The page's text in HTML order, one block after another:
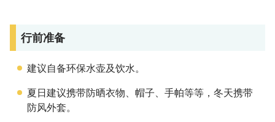
行前准备
建议自备环保水壶及饮水。
夏日建议携带防晒衣物、帽子、手帕等等，冬天携带
防风外套。